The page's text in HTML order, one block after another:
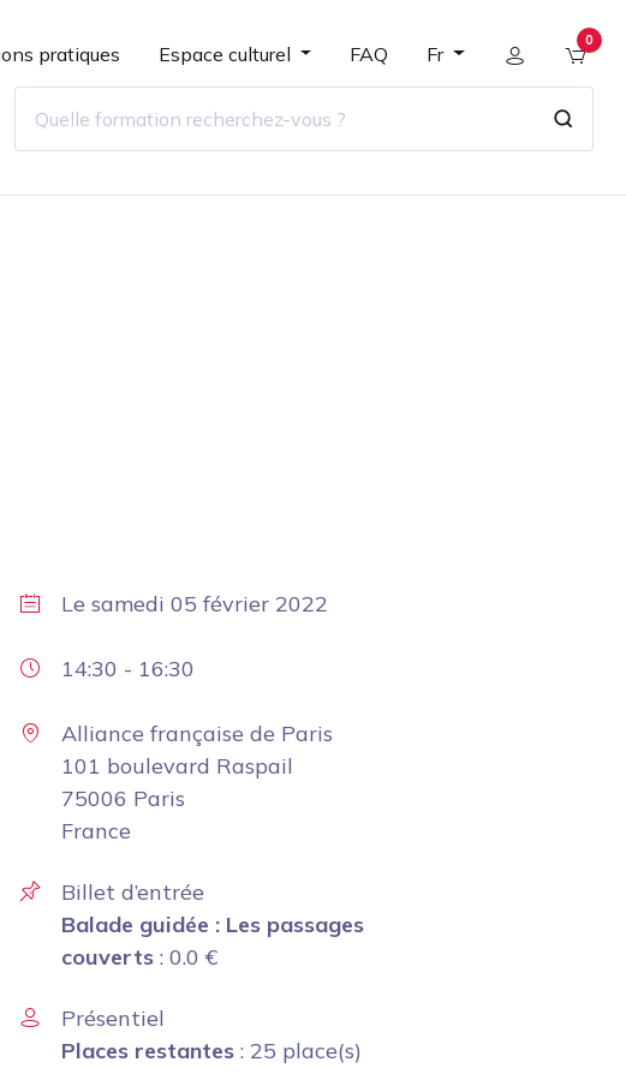
pratiques Espace culturel FAQ Fr
0
Le samedi 05 février 2022
14:30 - 16:30
Alliance française de Paris
101 boulevard Raspail
75006 Paris
France
Billet d’entrée
Balade guidée : Les passages
couverts : 0.0 €
Présentiel
Places restantes : 25 place(s)